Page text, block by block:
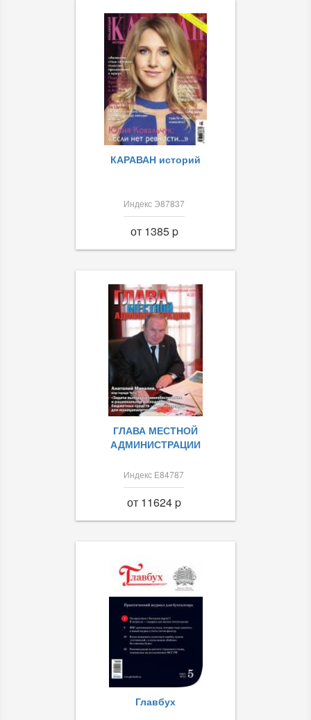
КАРАВАН историй
Индекс Э87837
от 1385 p
ГЛАВА МЕСТНОЙ
АДМИНИСТРАЦИИ
Индекс Е84787
от 11624 p
Главбух